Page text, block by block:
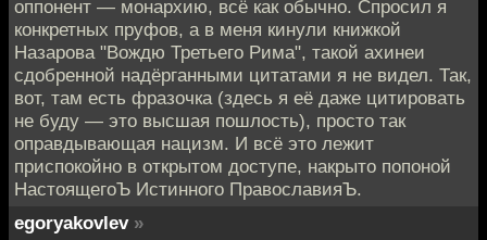
оппонент — монархию, всё как обычно. Спросил я
конкретных пруфов, а в меня кинули книжкой
Назарова "Вождю Третьего Рима", такой ахинеи
сдобренной надёрганными цитатами я не видел. Так,
вот, там есть фразочка (здесь я её даже цитировать
не буду — это высшая пошлость), просто так
оправдывающая нацизм. И всё это лежит
приспокойно в открытом доступе, накрыто попоной
НастоящегоЪ Истинного ПравославияЪ.
egoryakovlev »